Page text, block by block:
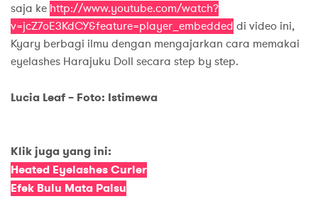
saja ke http://www.youtube.com/watch?
v=jcZ7oE3KdCY&feature=player_embedded di video ini,
Kyary berbagi ilmu dengan mengajarkan cara memakai
eyelashes Harajuku Doll secara step by step.
Lucia Leaf – Foto: Istimewa
Klik juga yang ini:
Heated Eyelashes Curler
Efek Bulu Mata Palsu